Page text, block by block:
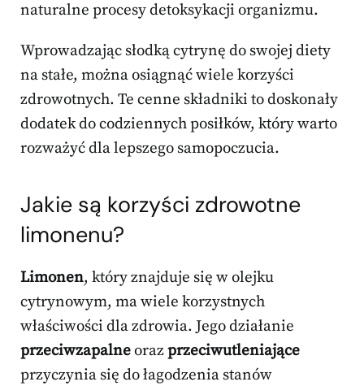
naturalne procesy detoksykacji organizmu.
Wprowadzając słodką cytrynę do swojej diety
na stałe, można osiągnąć wiele korzyści
zdrowotnych. Te cenne składniki to doskonały
dodatek do codziennych posiłków, który warto
rozważyć dla lepszego samopoczucia.
Jakie są korzyści zdrowotne
limonenu?
Limonen, który znajduje się w olejku
cytrynowym, ma wiele korzystnych
właściwości dla zdrowia. Jego działanie
przeciwzapalneorazprzeciwutleniające
przyczynia się do łagodzenia stanów